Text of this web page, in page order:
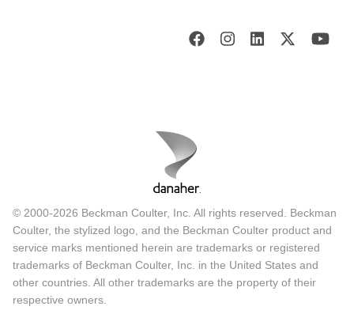
© 2000-2026 Beckman Coulter, Inc. All rights reserved. Beckman
Coulter, the stylized logo, and the Beckman Coulter product and
service marks mentioned herein are trademarks or registered
trademarks of Beckman Coulter, Inc. in the United States and
other countries. All other trademarks are the property of their
respective owners.